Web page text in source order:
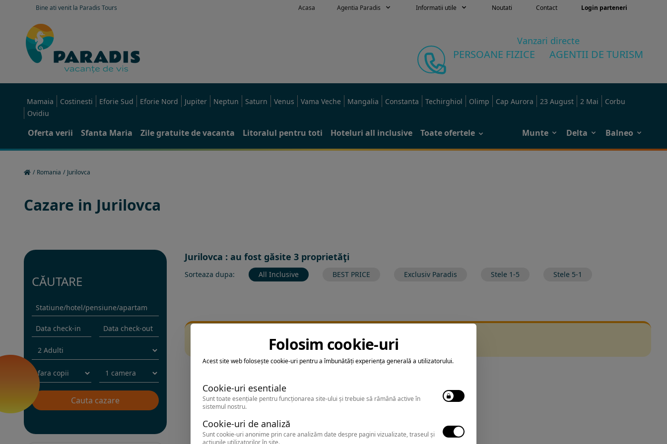
Bine ati venit la Paradis Tours Acasa Agentia Paradis Informatii utile Noutati Contact Login parteneri
Vanzari directe
PERSOANE FIZICE AGENTII DE TURISM
Mamaia Costinesti Eforie Sud Eforie Nord Jupiter Neptun Saturn Venus Vama Veche Mangalia Constanta Techirghiol Olimp Cap Aurora 23 August 2 Mai
Corbu
Ovidiu
Oferta verii Sfanta Maria Zile gratuite de vacanta Litoralul pentru toti Hoteluri all inclusive Toate ofertele Munte Delta Balneo
/ Romania / Jurilovca
Cazare in Jurilovca
CĂUTARE
Jurilovca : au fost găsite 3 proprietăţi
Sorteaza dupa: All Inclusive BEST PRICE Exclusiv Paradis Stele 1-5 Stele 5-1
Incearca sa folosesti o cautarea mai generala sau alege alte fitre.
Folosim cookie-uri
Acest site web folosește cookie-uri pentru a îmbunătăți experiența generală a utilizatorului.
Cookie-uri esentiale
Sunt toate esențiale pentru funcționarea site-ului și trebuie să rămână active în
sistemul nostru.
Cookie-uri de analiză
Sunt cookie-uri anonime prin care analizăm date despre pagini vizualizate, traseul și
acțiunile utilizatorilor în site.